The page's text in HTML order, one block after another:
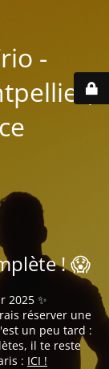
-
! 😱
2025 ✨
réserver une
un peu tard :
il te reste
: ICI !